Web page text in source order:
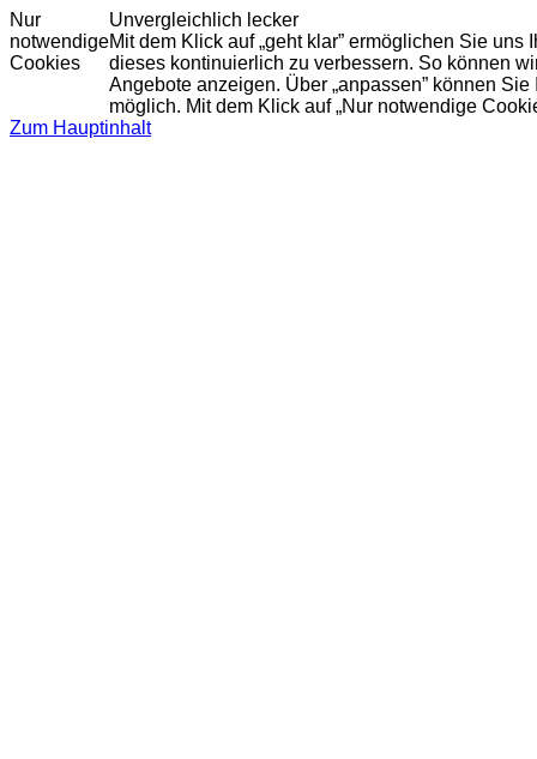
Nur
notwendige
Cookies
Unvergleichlich lecker
Mit dem Klick auf „geht klar” ermöglichen Sie
dieses kontinuierlich zu verbessern. So können
Angebote anzeigen. Über „anpassen” können
möglich. Mit dem Klick auf „Nur notwendige
Zum Hauptinhalt